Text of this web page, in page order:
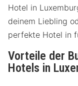
Hotel in
deinem Liebling
perfekte Hotel in
Vorteile der
Hotels in